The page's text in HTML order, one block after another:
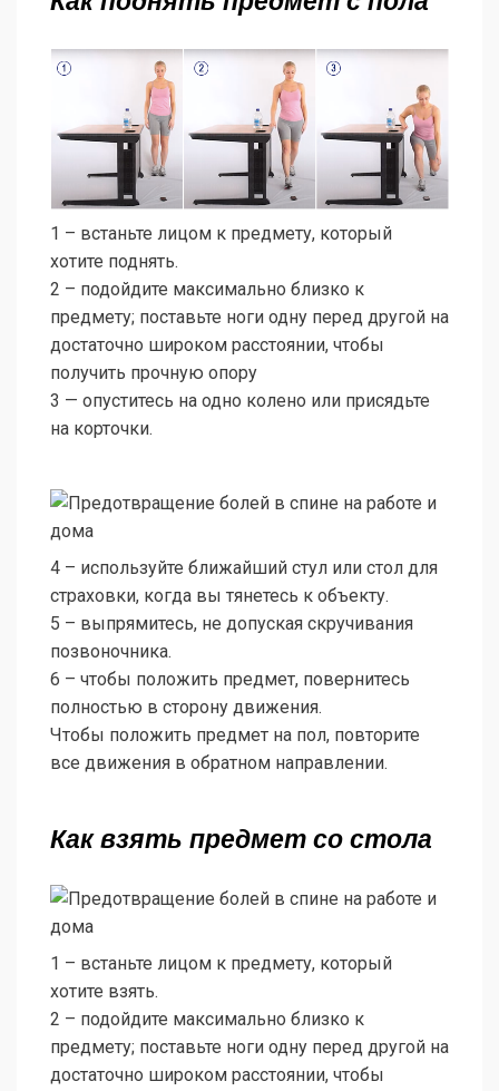
1 – встаньте лицом к предмету, который
хотите поднять.
2 – подойдите максимально близко к
предмету; поставьте ноги одну перед другой на
достаточно широком расстоянии, чтобы
получить прочную опору
3 — опуститесь на одно колено или присядьте
на корточки.
4 – используйте ближайший стул или стол для
страховки, когда вы тянетесь к объекту.
5 – выпрямитесь, не допуская скручивания
позвоночника.
6 – чтобы положить предмет, повернитесь
полностью в сторону движения.
Чтобы положить предмет на пол, повторите
все движения в обратном направлении.
Как взять предмет со стола
1 – встаньте лицом к предмету, который
хотите взять.
2 – подойдите максимально близко к
предмету; поставьте ноги одну перед другой на
достаточно широком расстоянии, чтобы